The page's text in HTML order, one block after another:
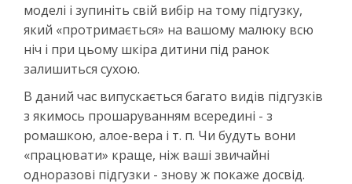
моделі і зупиніть свій вибір на тому підгузку,
який «протримається» на вашому малюку всю
ніч і при цьому шкіра дитини під ранок
залишиться сухою.
В даний час випускається багато видів підгузків
з якимось прошаруванням всередині - з
ромашкою, алое-вера і т. п. Чи будуть вони
«працювати» краще, ніж ваші звичайні
одноразові підгузки - знову ж покаже досвід.